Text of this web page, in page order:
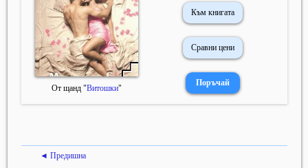
От щанд "Витошки"
Към книгата
Сравни цени
◄ Предишна